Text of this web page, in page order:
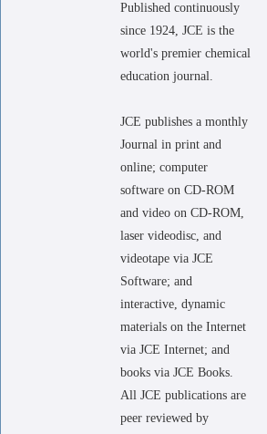
Published continuously
since 1924, JCE is the
world's premier chemical
education journal.
JCE publishes a monthly
Journal in print and
online; computer
software on CD-ROM
and video on CD-ROM,
laser videodisc, and
videotape via JCE
Software; and
interactive, dynamic
materials on the Internet
via JCE Internet; and
books via JCE Books.
All JCE publications are
peer reviewed by